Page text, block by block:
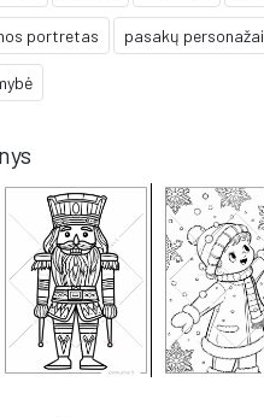
portretas pasakų personažai